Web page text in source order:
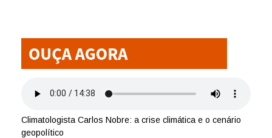
Climatologista Carlos Nobre: a crise climática e o cenário
geopolítico